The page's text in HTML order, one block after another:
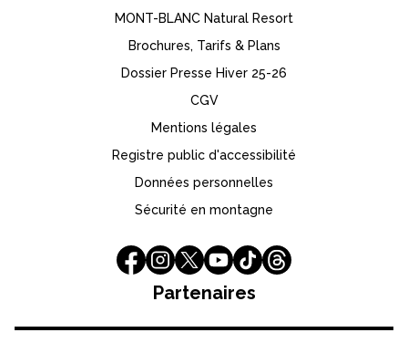
MONT-BLANC Natural Resort
Brochures, Tarifs & Plans
Dossier Presse Hiver 25-26
CGV
Mentions légales
Registre public d'accessibilité
Données personnelles
Sécurité en montagne
Partenaires